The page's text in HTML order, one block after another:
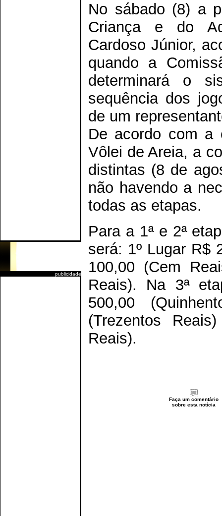
publicidade
No sábado (8) a
Criança e do
Cardoso Júnior,
quando a
determinará o
sequência dos
de um
De acordo com a
Vôlei de Areia, a
distintas (8 de
não havendo a
todas as etapas.
Para a 1ª e 2ª
será: 1º Lugar R$
100,00 (Cem
Reais). Na 3ª
500,00
(Trezentos
Reais).
Faça um comentário
sobre esta notícia